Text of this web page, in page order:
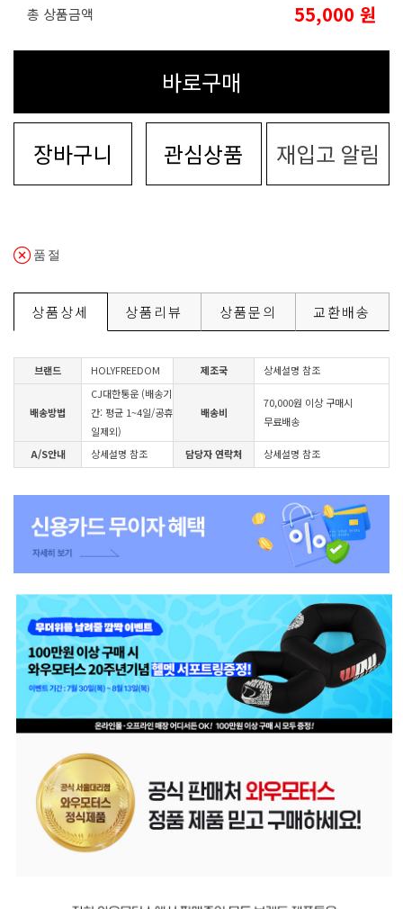
총 상품금액 55,000 원
바로구매
장바구니 관심상품 재입고 알림
품절
상품상세 상품리뷰 상품문의 교환배송
브랜드 HOLYFREEDOM 제조국 상세설명 참조
배송방법
CJ대한통운 (배송기
간: 평균 1~4일/공휴
일제외)
배송비
70,000원 이상 구매시
무료배송
A/S안내 상세설명 참조 담당자 연락처 상세설명 참조